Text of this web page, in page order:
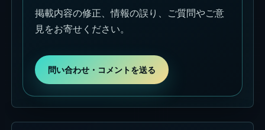
掲載内容の修正、情報の誤り、ご質問やご意
見をお寄せください。
問い合わせ・コメントを送る